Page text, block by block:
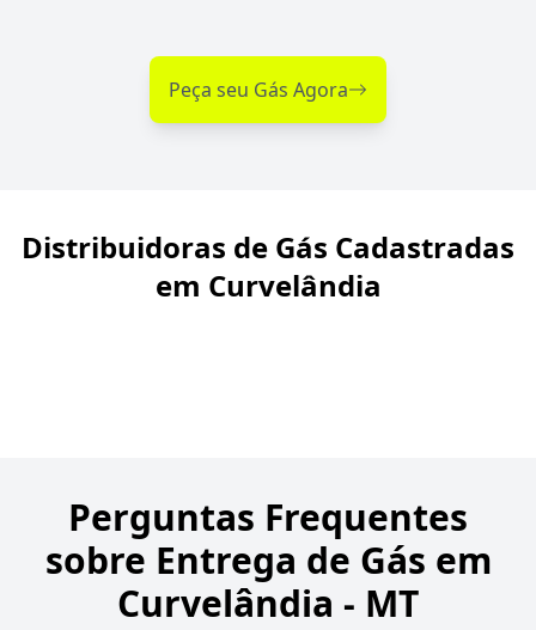
Peça seu Gás Agora
Distribuidoras de Gás Cadastradas
em Curvelândia
Perguntas Frequentes
sobre Entrega de Gás em
Curvelândia - MT